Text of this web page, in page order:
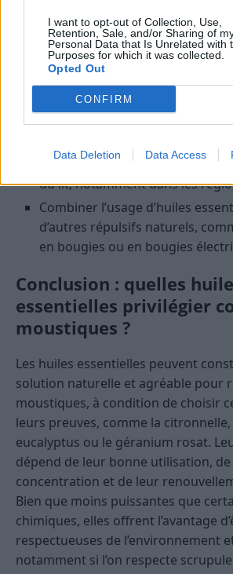
I want to opt-out of Collection, Use,
Retention, Sale, and/or Sharing of
Personal Data that Is Unrelated with
Purposes for which it was collected.
Opted Out
CONFIRM
Data Deletion Data Access
Pour renforcer la protection contre
est conseillé d’adopter une
Éviter de laisser de l’eau
maison, où les moustiques se
Porter des vêtements longs et
Utiliser des moustiquaires aux
du lit, notamment dans les
Combiner l’usage d’huiles
d’autres répulsifs naturels,
en bougies ou en bougies
Conclusion : quelles
essentielles privilégier
moustiques ?
Les huiles essentielles peuvent
solution naturelle et agréable pour
moustiques, à condition de choisir
leurs preuves, comme la
eucalyptus ou le géranium rosat.
dépend de leur bonne utilisation,
concentration et de leur
Bien que moins puissantes que
chimiques, elles offrent l’avantage
respectueuses de l’environnement
notamment si l’on respecte